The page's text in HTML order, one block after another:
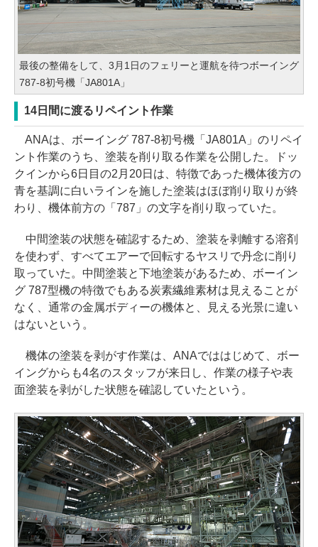
最後の整備をして、3月1日のフェリーと運航を待つボーイング
787-8初号機「JA801A」
14日間に渡るリペイント作業
ANAは、ボーイング 787-8初号機「JA801A」のリペイ
ント作業のうち、塗装を削り取る作業を公開した。ドッ
クインから6日目の2月20日は、特徴であった機体後方の
青を基調に白いラインを施した塗装はほぼ削り取りが終
わり、機体前方の「787」の文字を削り取っていた。
中間塗装の状態を確認するため、塗装を剥離する溶剤
を使わず、すべてエアーで回転するヤスリで丹念に削り
取っていた。中間塗装と下地塗装があるため、ボーイン
グ 787型機の特徴でもある炭素繊維素材は見えることが
なく、通常の金属ボディーの機体と、見える光景に違い
はないという。
機体の塗装を剥がす作業は、ANAでははじめて、ボー
イングからも4名のスタッフが来日し、作業の様子や表
面塗装を剥がした状態を確認していたという。